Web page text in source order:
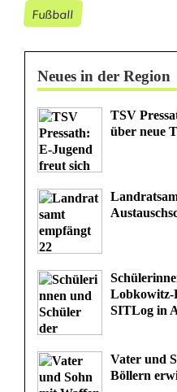
g
e
Fußball
Neues in der Region
TSV
über neue
Lobkowitz-
SITLog in
Vater und
Böllern